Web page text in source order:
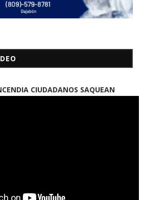
CIUDADANOS SAQUEAN